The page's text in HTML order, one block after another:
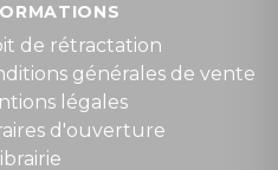
de rétractation
générales de vente
légales
d'ouverture